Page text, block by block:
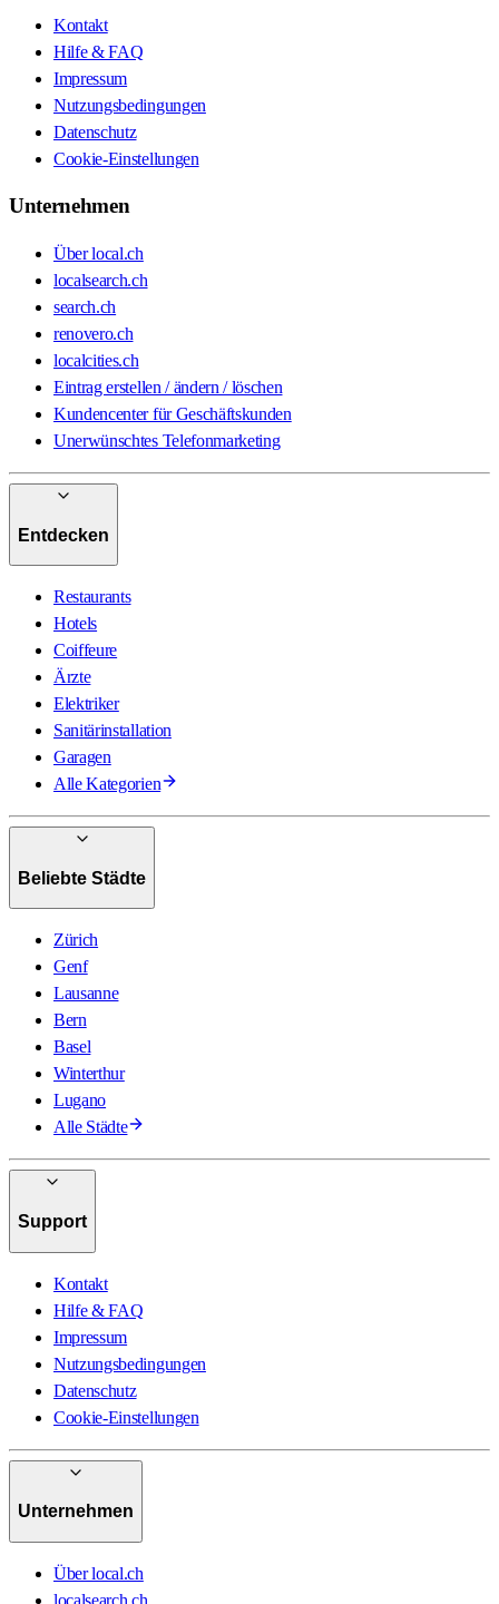
Kontakt
Hilfe & FAQ
Impressum
Nutzungsbedingungen
Datenschutz
Cookie-Einstellungen
Unternehmen
Über local.ch
localsearch.ch
search.ch
renovero.ch
localcities.ch
Eintrag erstellen / ändern / löschen
Kundencenter für Geschäftskunden
Unerwünschtes Telefonmarketing
Entdecken
Restaurants
Hotels
Coiffeure
Ärzte
Elektriker
Sanitärinstallation
Garagen
Alle Kategorien
Beliebte Städte
Zürich
Genf
Lausanne
Bern
Basel
Winterthur
Lugano
Alle Städte
Support
Kontakt
Hilfe & FAQ
Impressum
Nutzungsbedingungen
Datenschutz
Cookie-Einstellungen
Unternehmen
Über local.ch
localsearch.ch